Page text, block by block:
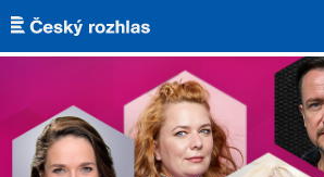
Přejít k hlavnímu obsahu